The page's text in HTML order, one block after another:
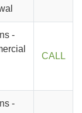
-
CALL
-